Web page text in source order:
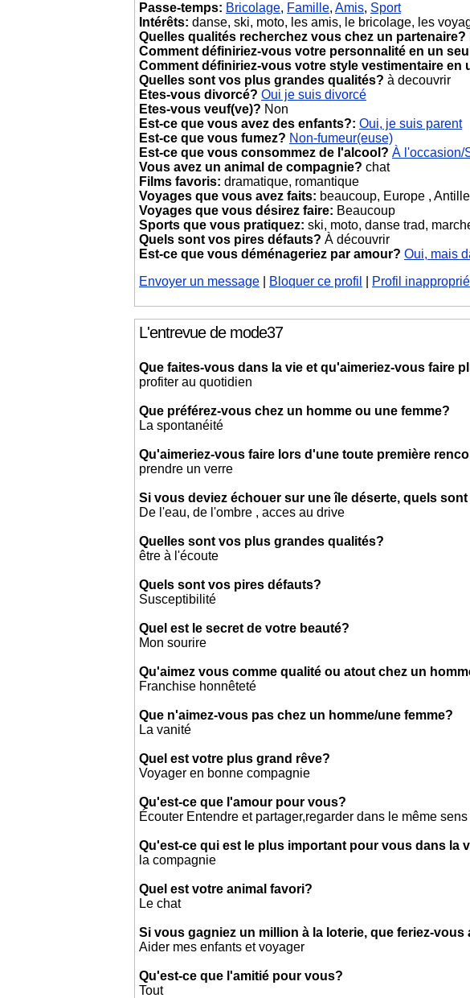
Passe-temps: Bricolage, Famille, Amis, Sport
Intérêts: danse, ski, moto, les amis, le bricolage, les
Quelles qualités recherchez vous chez un partenaire?
Comment définiriez-vous votre personnalité en un
Comment définiriez-vous votre style vestimentaire en
Quelles sont vos plus grandes qualités? à decouvrir
Etes-vous divorcé? Oui je suis divorcé
Etes-vous veuf(ve)? Non
Est-ce que vous avez des enfants?: Oui, je suis parent
Est-ce que vous fumez? Non-fumeur(euse)
Est-ce que vous consommez de l'alcool? À l'occasion/
Vous avez un animal de compagnie? chat
Films favoris: dramatique, romantique
Voyages que vous avez faits: beaucoup, Europe ,
Voyages que vous désirez faire: Beaucoup
Sports que vous pratiquez: ski, moto, danse trad,
Quels sont vos pires défauts? À découvrir
Est-ce que vous déménageriez par amour? Oui, mais
Envoyer un message
Bloquer ce profil Profil
L'entrevue de mode37
Que faites-vous dans la vie et qu'aimeriez-vous faire
profiter au quotidien
Que préférez-vous chez un homme ou une femme?
La spontanéité
Qu'aimeriez-vous faire lors d'une toute première
prendre un verre
Si vous deviez échouer sur une île déserte, quels
De l'eau, de l'ombre , acces au drive
Quelles sont vos plus grandes qualités?
être à l'écoute
Quels sont vos pires défauts?
Susceptibilité
Quel est le secret de votre beauté?
Mon sourire
Qu'aimez vous comme qualité ou atout chez un
Franchise honnêteté
Que n'aimez-vous pas chez un homme/une femme?
La vanité
Quel est votre plus grand rêve?
Voyager en bonne compagnie
Qu'est-ce que l'amour pour vous?
Écouter Entendre et partager,regarder dans le même sens
Qu'est-ce qui est le plus important pour vous dans la
la compagnie
Quel est votre animal favori?
Le chat
Si vous gagniez un million à la loterie, que feriez-vous
Aider mes enfants et voyager
Qu'est-ce que l'amitié pour vous?
Tout